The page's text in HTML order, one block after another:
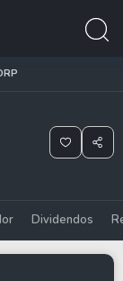
Dividendos